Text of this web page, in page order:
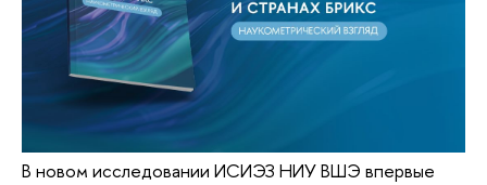
В новом исследовании ИСИЭЗ НИУ ВШЭ впервые